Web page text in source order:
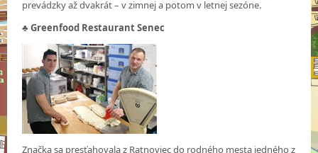
prevádzky až dvakrát – v zimnej a potom v letnej sezóne.
♣Greenfood Restaurant Senec
Značka sa presťahovala z Ratnoviec do rodného mesta jedného z